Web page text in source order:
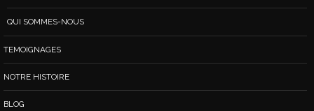
QUI SOMMES-NOUS
TEMOIGNAGES
NOTRE HISTOIRE
BLOG